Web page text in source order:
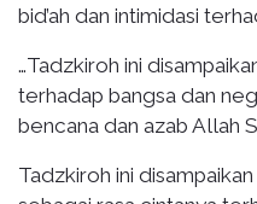
bid’ah dan intimidasi
…Tadzkiroh ini
terhadap bangsa dan
bencana dan azab Allah
Tadzkiroh ini